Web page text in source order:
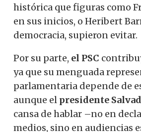
histórica que figuras como
en sus inicios, o Heribert
democracia, supieron evitar.
Por su parte, el PSC
ya que su menguada
parlamentaria depende de
aunque el presidente
cansa de hablar –no en
medios, sino en audiencias